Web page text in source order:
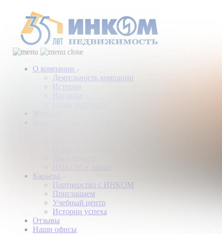
О компании
Деятельность компании
История
Карьера
Партнерство с ИНКОМ
Приглашаем
Учебный центр
Истории успеха
Отзывы
Наши офисы